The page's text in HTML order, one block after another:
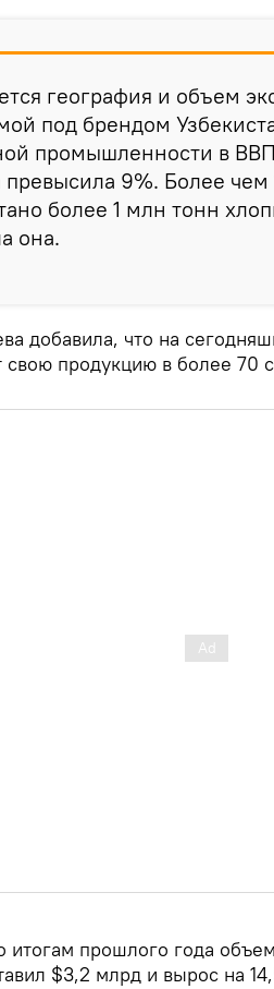
география и объем
под брендом
промышленности в
превысила 9%. Более
более 1 млн тонн
она.
добавила, что на
свою продукцию в более 70
прошлого года
$3,2 млрд и вырос на